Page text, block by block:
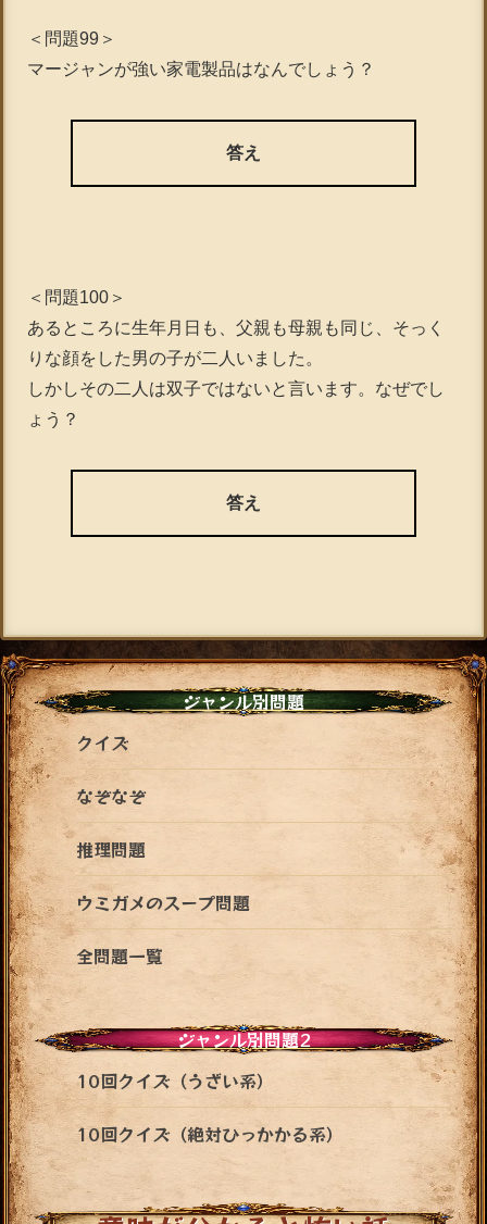
＜問題99＞
マージャンが強い家電製品はなんでしょう？
答え
＜問題100＞
あるところに生年月日も、父親も母親も同じ、そっく
りな顔をした男の子が二人いました。
しかしその二人は双子ではないと言います。なぜでし
ょう？
答え
ジャンル別問題
クイズ
なぞなぞ
推理問題
ウミガメのスープ問題
全問題一覧
ジャンル別問題2
10回クイズ（うざい系）
10回クイズ（絶対ひっかかる系）